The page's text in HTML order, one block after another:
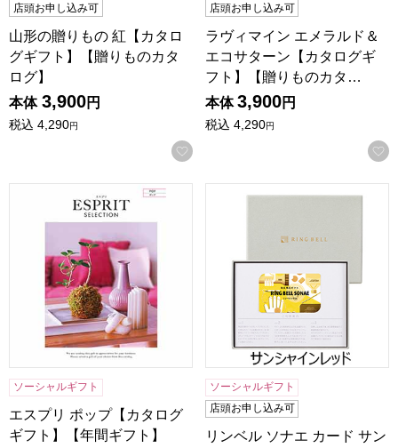
店頭お申し込み可
山形の贈りもの 紅【カタロ
グギフト】【贈りものカタ
ログ】
本体 3,900円
税込 4,290円
お気に入りに登録する
店頭お申し込み可
ラヴィマイン エメラルド＆
エコサターン【カタログギ
フト】【贈りものカタ…
本体 3,900円
税込 4,290円
エスプリ ポップ【カタログギフト】【年間ギフト】
ソーシャルギフト
エスプリ ポップ【カタログ
ギフト】【年間ギフト】
リンベル ソナエ カード サン
ソーシャルギフト
店頭お申し込み可
リンベル ソナエ カード サン